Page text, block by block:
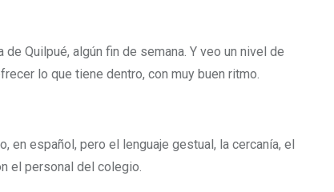
Quilpué, algún fin de semana. Y veo un nivel de
lo que tiene dentro, con muy buen ritmo.
en español, pero el lenguaje gestual, la cercanía, el
el personal del colegio.